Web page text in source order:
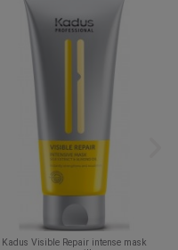
Kadus Visible Repair intense mask